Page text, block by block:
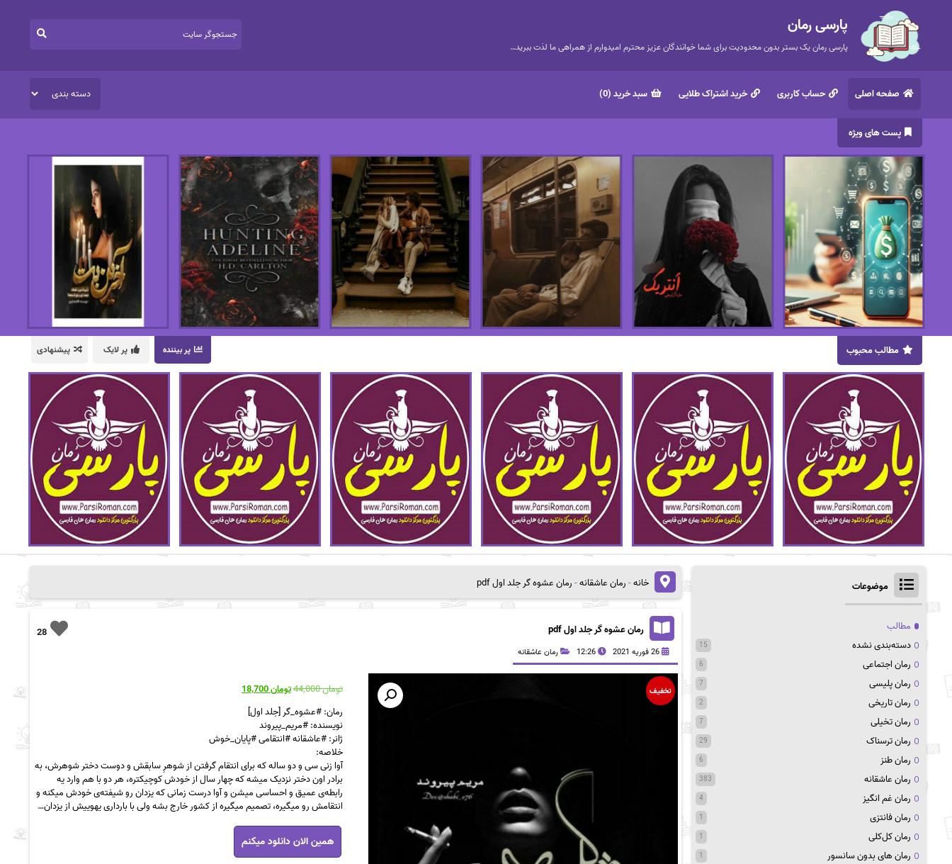
پارسی رمان
پارسی رمان یک بستر بدون محدودیت برای شما خوانندگان عزیز محترم امیدوارم از همراهی ما لذت ببرید…
صفحه اصلی حساب کاربری خرید اشتراک طلایی سبد خرید (0)
پست های ویژه
پر بیننده پر لایک پیشنهادی مطالب محبوب
خانه-رمان عاشقانه-رمان عشوه گر جلد اول pdf
28 رمان عشوه گر جلد اول pdf
26 فوریه 2021 12:26 رمان عاشقانه
تخفیف تومان44,000
قیمت
تومان 44,000
بود.
تومان18,700
رمان: #عشوه_گر [جلد اول]
نویسنده: #مریم_پیروند
ژانر: #عاشقانه #انتقامی #پایان_خوش
خلاصه:
آوا زنی سی و دو ساله که برای انتقام گرفتن از شوهرِ سابقش و دوست دختر شوهرش، به
برادر اون دختر نزدیک میشه که چهار سال از خودش کوچیکتره، هر دو با هم وارد یه
رابطه‌ی عمیق و احساسی میشن و آوا درست زمانی که یزدان رو شیفته‌ی خودش میکنه و
انتقامش رو میگیره، تصمیم میگیره از کشور خارج بشه ولی با بارداری یهوییش از یزدان…
رمان
عشوه
گر
همین الان دانلود میکنم
موضوعات
مطالب
دسته‌بندی نشده
15
رمان اجتماعی 6
رمان پلیسی 7
رمان تاریخی 2
رمان تخیلی 7
رمان ترسناک 29
رمان طنز 6
رمان عاشقانه 383
رمان غم انگیز 4
رمان فانتزی 1
رمان کل‌کلی 1
رمان های بدون سانسور 1